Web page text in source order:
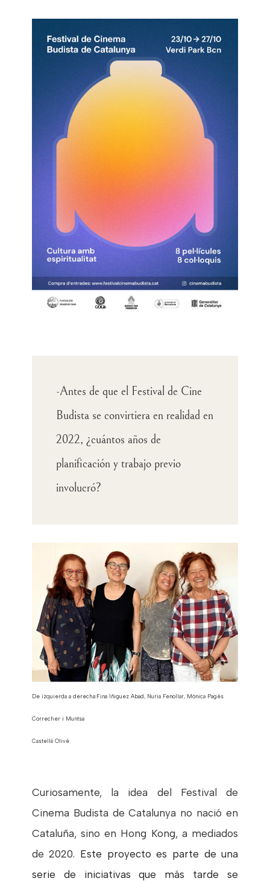
-Antes de que el Festival de Cine
Budista se convirtiera en realidad en
2022, ¿cuántos años de
planificación y trabajo previo
involucró?
De izquierda a derecha:Fina Iñiguez Abad, Nuria Fenollar, Mònica Pagés
Correcher i Muntsa
Castellà Olivé
Curiosamente, la idea del Festival de
Cinema Budista de Catalunya no nació en
Cataluña, sino en Hong Kong, a mediados
de 2020. Este proyecto es parte de una
serie de iniciativas que más tarde se